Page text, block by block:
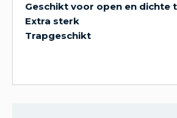
Geschikt voor open en dichte
Extra sterk
Trapgeschikt